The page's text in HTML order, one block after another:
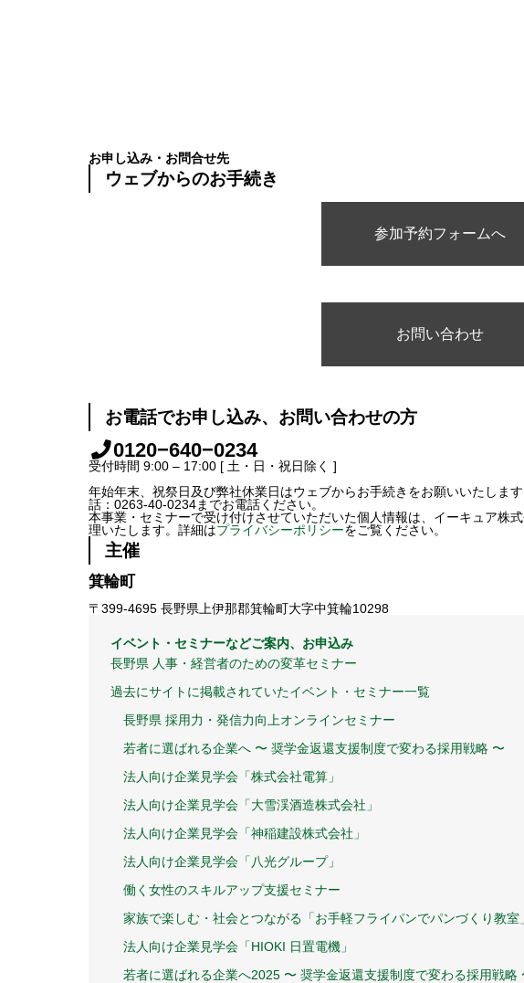
お申し込み・お問合せ先
ウェブからのお手続き
参加予約フォームへ
お問い合わせ
お電話でお申し込み、お問い合わせの方
0120−640−0234
受付時間 9:00 – 17:00 [ 土・日・祝日除く ]
年始年末、祝祭日及び弊社休業日はウェブからお手続きをお願いいたしま
話：0263-40-0234までお電話ください。
本事業・セミナーで受け付けさせていただいた個人情報は、イーキュア株
理いたします。詳細はプライバシーポリシーをご覧ください。
主催
箕輪町
〒399-4695 長野県上伊那郡箕輪町大字中箕輪10298
イベント・セミナーなどご案内、お申込み
長野県 人事・経営者のための変革セミナー
過去にサイトに掲載されていたイベント・セミナー一覧
長野県 採用力・発信力向上オンラインセミナー
若者に選ばれる企業へ 〜 奨学金返還支援制度で変わる採用戦略 〜
法人向け企業見学会「株式会社電算」
法人向け企業見学会「大雪渓酒造株式会社」
法人向け企業見学会「神稲建設株式会社」
法人向け企業見学会「八光グループ」
働く女性のスキルアップ支援セミナー
家族で楽しむ・社会とつながる「お手軽フライパンでパンづくり教室
法人向け企業見学会「HIOKI 日置電機」
若者に選ばれる企業へ2025 〜 奨学金返還支援制度で変わる採用戦略